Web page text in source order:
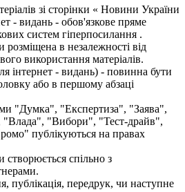
зі сторінки « Новини України
- видань - обов'язкове пряме
систем гіперпосилання .
в незалежності від
використання матеріалів.
інтернет - видань) - повинна бути
або в першому абзаці
"Думка", "Експертиза", "Заява",
"Влада", "Вибори", "Тест-драйв",
публікуються на правах
створюється спільно з
публікація, передрук, чи наступне